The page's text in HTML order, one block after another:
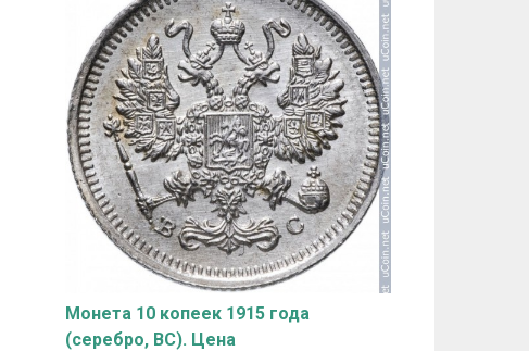
Монета 10 копеек 1915 года
(серебро, ВС). Цена